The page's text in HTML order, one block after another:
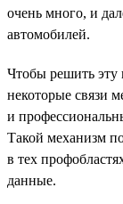
очень много, и
автомобилей.
Чтобы решить эту
некоторые связи
и
Такой механизм
в тех
данные.